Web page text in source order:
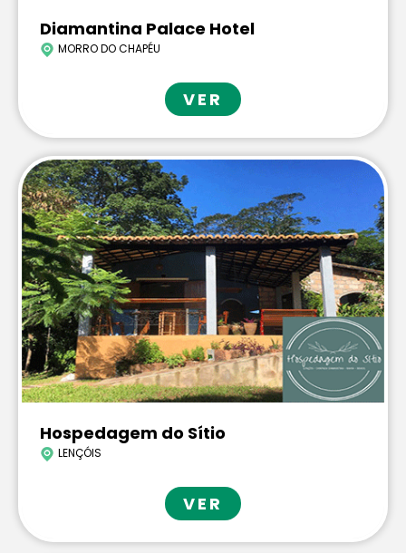
Diamantina Palace Hotel
MORRO DO CHAPÉU
VER
Hospedagem do Sítio
LENÇÓIS
VER